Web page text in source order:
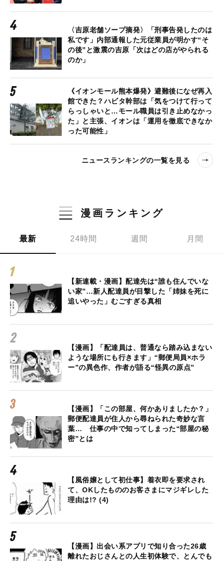
〈吉原老舗ソープ摘発〉「刑事告発したのは
私です」内部通報した元従業員が明かす“そ
の後”と激震の吉原「次はどの店がやられる
のか」
《イオンモール熊本爆発》避難後になぜ再入
館できた？ハビタ幹部は「気をつけて行って
らっしゃいと…モール職員は引き止めなかっ
た」と主張、イオンは「運用を徹底できなか
った可能性」
ニュースランキングの一覧を見る
漫画ランキング
最新 24時間 週間 月間
【新連載・漫画】配達先は“誰も住んでいな
い家”…新人配達員が目撃した「姉妹を死に
追いやった」むごすぎる真相
【漫画】「配達員は、普通なら踏み込まない
ような場所にも行きます」“郵便局員×ホラ
ー”の異色作、作者が語る“怪異の原点”
【漫画】「この部屋、何かありましたか？」
郵便配達員が住人から尋ねられた奇妙な言
葉… 仕事の中で知ってしまった“部屋の秘
密”とは
【風俗嬢として初仕事】着衣即を要求され
て、OKしたもののお客さまにマジギレした
理由は!? (4)
【漫画】出会い系アプリで知り合った26歳
離れたおじさんとの人生初体験で、とんでも